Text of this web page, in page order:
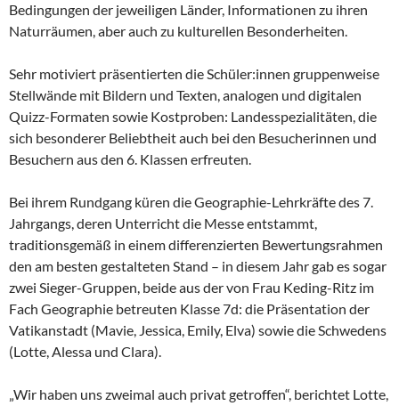
Bedingungen der jeweiligen Länder, Informationen zu ihren
Naturräumen, aber auch zu kulturellen Besonderheiten.
Sehr motiviert präsentierten die Schüler:innen gruppenweise
Stellwände mit Bildern und Texten, analogen und digitalen
Quizz-Formaten sowie Kostproben: Landesspezialitäten, die
sich besonderer Beliebtheit auch bei den Besucherinnen und
Besuchern aus den 6. Klassen erfreuten.
Bei ihrem Rundgang küren die Geographie-Lehrkräfte des 7.
Jahrgangs, deren Unterricht die Messe entstammt,
traditionsgemäß in einem differenzierten Bewertungsrahmen
den am besten gestalteten Stand – in diesem Jahr gab es sogar
zwei Sieger-Gruppen, beide aus der von Frau Keding-Ritz im
Fach Geographie betreuten Klasse 7d: die Präsentation der
Vatikanstadt (Mavie, Jessica, Emily, Elva) sowie die Schwedens
(Lotte, Alessa und Clara).
„Wir haben uns zweimal auch privat getroffen“, berichtet Lotte,